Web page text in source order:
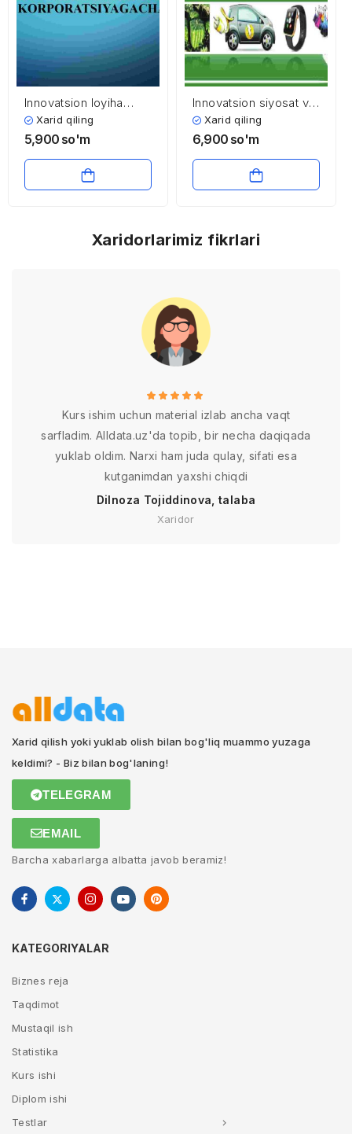
Innovatsion loyiha
jamoasi: startapdan
korporatsiyagacha
Xarid qiling
5,900 so'm
Innovatsion siyosat va
innovatsion
ekosistema
Xarid qiling
6,900 so'm
Xaridorlarimiz fikrlari
Kurs ishim uchun material izlab ancha vaqt
sarfladim. Alldata.uz'da topib, bir necha daqiqada
yuklab oldim. Narxi ham juda qulay, sifati esa
kutganimdan yaxshi chiqdi
Dilnoza Tojiddinova, talaba
Xaridor
Xarid qilish yoki yuklab olish bilan bog'liq muammo yuzaga
keldimi? - Biz bilan bog'laning!
TELEGRAM
EMAIL
Barcha xabarlarga albatta javob beramiz!
KATEGORIYALAR
Biznes reja
Taqdimot
Mustaqil ish
Statistika
Kurs ishi
Diplom ishi
Testlar